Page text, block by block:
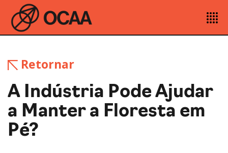
Retornar
A Indústria Pode Ajudar
a Manter a Floresta em
Pé?